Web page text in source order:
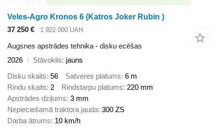
Veles-Agro Kronos 6 (Katros Joker Rubin )
37 250 €
1 922 000 UAH
Augsnes apstrādes tehnika - disku ecēšas
2026
Stāvoklis jauns
Disku skaits 56 Satveres platums 6 m
Rindu skaits 2 Rindstarpu platums 220 mm
Apstrādes dziļums 3 mm
Nepieciešamā traktora jauda 300 ZS
Darba ātrums 10 km/h